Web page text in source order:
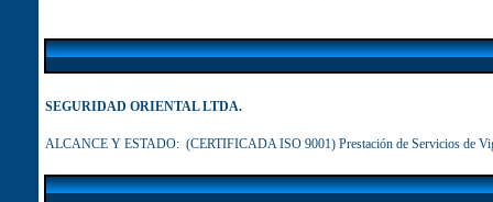
SEGURIDAD ORIENTAL LTDA.
ALCANCE Y ESTADO: (CERTIFICADA ISO 9001) Prestación de Servicios de